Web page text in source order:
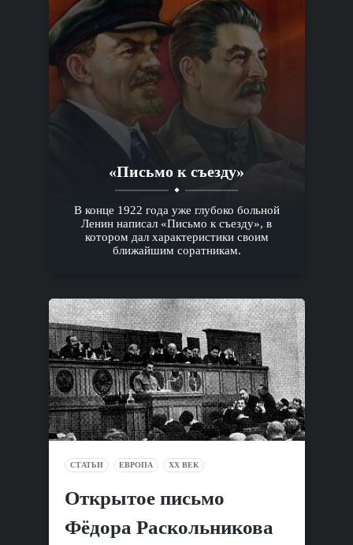
«Письмо к съезду»
В конце 1922 года уже глубоко больной
Ленин написал «Письмо к съезду», в
котором дал характеристики своим
ближайшим соратникам.
СТАТЬИ ЕВРОПА XX ВЕК
Открытое письмо
Фёдора Раскольникова